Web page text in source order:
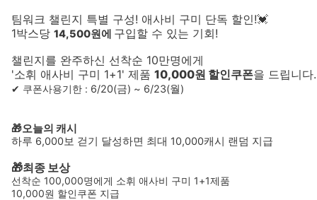
팀워크 챌린지 특별 구성! 애사비 구미 단독 할인!💓
1박스당 14,500원에 구입할 수 있는 기회!
챌린지를 완주하신 선착순 10만명에게
'소휘 애사비 구미 1+1' 제품 10,000원 할인쿠폰을 드립니
✔ 쿠폰사용기한 : 6/20(금) ~ 6/23(월)
🎁오늘의 캐시
하루 6,000보 걷기 달성하면 최대 10,000캐시 랜덤 지급
🎁최종 보상
선착순 100,000명에게 소휘 애사비 구미 1+1제품
10,000원 할인쿠폰 지급